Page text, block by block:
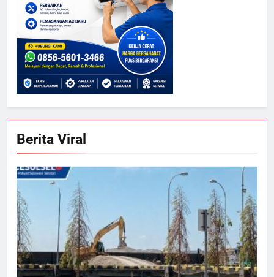
Berita Viral